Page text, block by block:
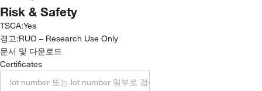
Risk & Safety
TSCA:Yes
경고:RUO – Research Use Only
문서 및 다운로드
Certificates